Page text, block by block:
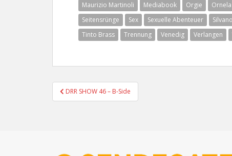
Maurizio Martinoli
Mediabook Orgie
Seitensrünge
Sex Sexuelle Abenteuer
Tinto Brass
Trennung Venedig Verlangen
Beitragsnavigation
DRR SHOW 46 – B-Side